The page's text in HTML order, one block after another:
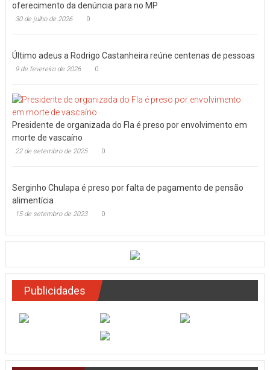
oferecimento da denúncia para no MP
30 de julho de 2026 0
Último adeus a Rodrigo Castanheira reúne centenas de pessoas
9 de fevereiro de 2026 0
Presidente de organizada do Fla é preso por envolvimento em
morte de vascaíno
22 de setembro de 2025 0
Serginho Chulapa é preso por falta de pagamento de pensão
alimentícia
15 de setembro de 2023 0
Publicidades